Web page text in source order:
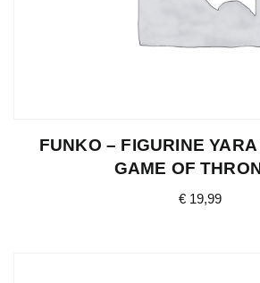
FUNKO – FIGURINE
GAME OF
€ 19,99